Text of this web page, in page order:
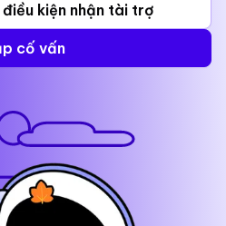
kiện nhận tài trợ
cố vấn